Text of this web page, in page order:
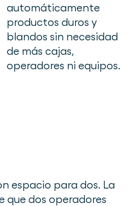
automáticamente
productos duros y
blandos sin necesidad
de más cajas,
operadores ni equipos.
espacio para dos. La
que dos operadores